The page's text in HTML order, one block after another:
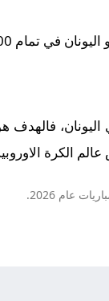
في تمام 20:00.
فالهدف
الكرة
عام 2026.